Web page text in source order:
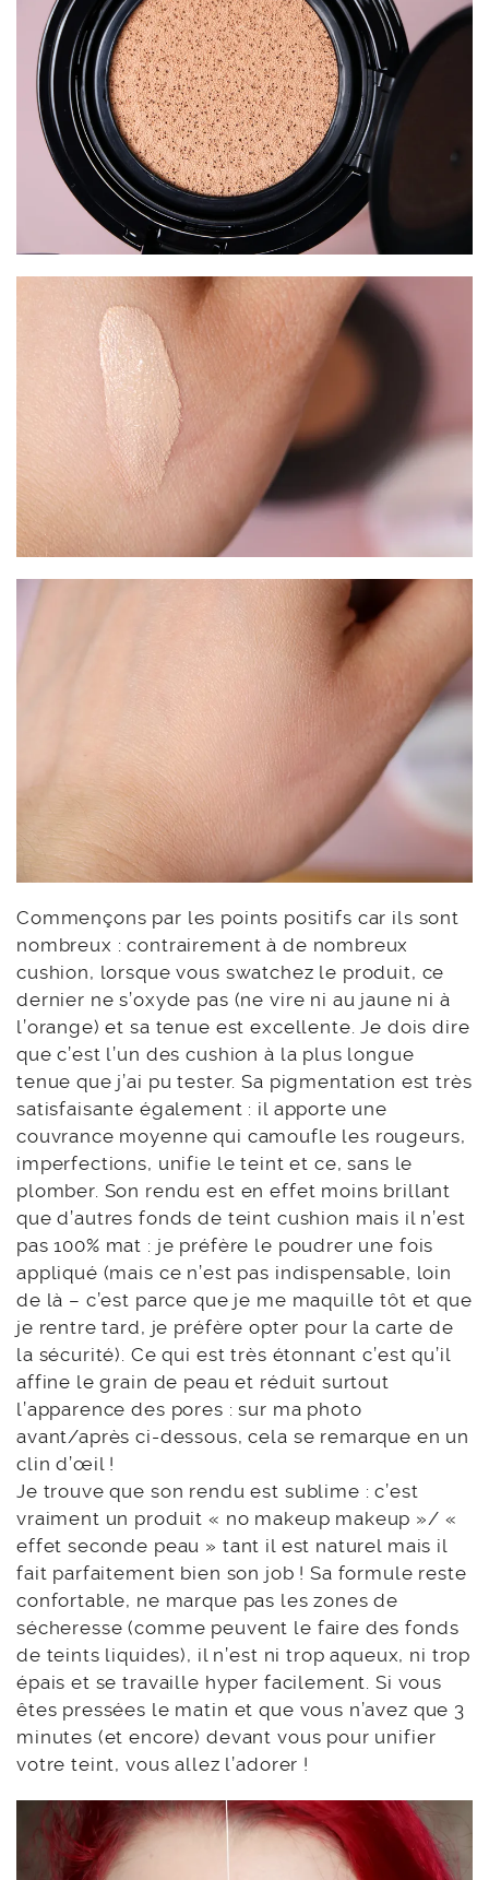
Commençons par les points positifs car ils sont
nombreux : contrairement à de nombreux
cushion, lorsque vous swatchez le produit, ce
dernier ne s’oxyde pas (ne vire ni au jaune ni à
l’orange) et sa tenue est excellente. Je dois dire
que c’est l’un des cushion à la plus longue
tenue que j’ai pu tester. Sa pigmentation est très
satisfaisante également : il apporte une
couvrance moyenne qui camoufle les rougeurs,
imperfections, unifie le teint et ce, sans le
plomber. Son rendu est en effet moins brillant
que d’autres fonds de teint cushion mais il n’est
pas 100% mat : je préfère le poudrer une fois
appliqué (mais ce n’est pas indispensable, loin
de là – c’est parce que je me maquille tôt et que
je rentre tard, je préfère opter pour la carte de
la sécurité). Ce qui est très étonnant c’est qu’il
affine le grain de peau et réduit surtout
l’apparence des pores : sur ma photo
avant/après ci-dessous, cela se remarque en un
clin d’œil !
Je trouve que son rendu est sublime : c’est
vraiment un produit « no makeup makeup »/ «
effet seconde peau » tant il est naturel mais il
fait parfaitement bien son job ! Sa formule reste
confortable, ne marque pas les zones de
sécheresse (comme peuvent le faire des fonds
de teints liquides), il n’est ni trop aqueux, ni trop
épais et se travaille hyper facilement. Si vous
êtes pressées le matin et que vous n’avez que 3
minutes (et encore) devant vous pour unifier
votre teint, vous allez l’adorer !